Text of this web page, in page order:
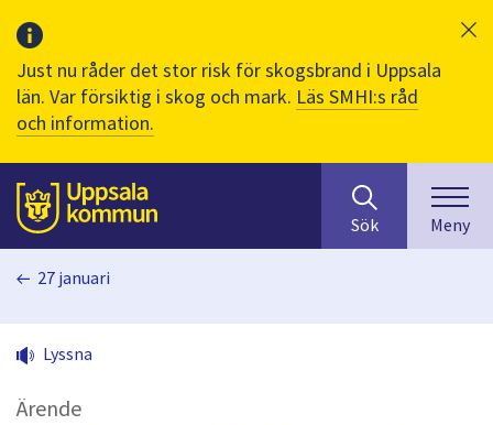
Just nu råder det stor risk för skogsbrand i Uppsala
län. Var försiktig i skog och mark. Läs SMHI:s råd
och information.
Till sidans
huvudinnehåll
efter
innehåll
på
Sök Meny
27 januari
Lyssna
Ärende